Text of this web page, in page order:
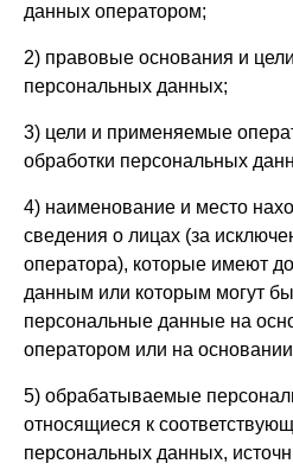
данных оператором;
2) правовые основания и
персональных данных;
3) цели и применяемые
обработки персональных
4) наименование и место
сведения о лицах (за
оператора), которые имеют
данным или которым могут
персональные данные на
оператором или на
5) обрабатываемые
относящиеся к
персональных данных,